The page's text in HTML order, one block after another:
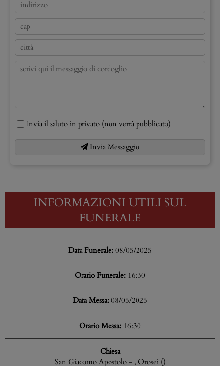
Invia il saluto in privato (non verrà pubblicato)
Invia Messaggio
INFORMAZIONI UTILI SUL
FUNERALE
Data Funerale:08/05/2025
Orario Funerale: 16:30
Data Messa:08/05/2025
Orario Messa: 16:30
Chiesa
San Giacomo Apostolo - , Orosei ()